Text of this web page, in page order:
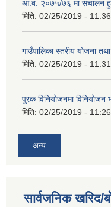
आ.ब. २०७५/७६ मा स‌ंचालन
मिति: 02/25/2019 - 11:36
गाउँपालिका स्तरीय योजना
मिति: 02/25/2019 - 11:31
पुरक विनियोजनमा
मिति: 02/25/2019 - 11:26
अन्य
सार्वजनिक खरिद/